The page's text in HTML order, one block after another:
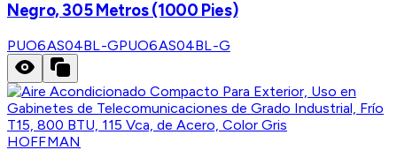
Negro, 305 Metros (1000 Pies)
PUO6AS04BL-GPUO6AS04BL-G
HOFFMAN